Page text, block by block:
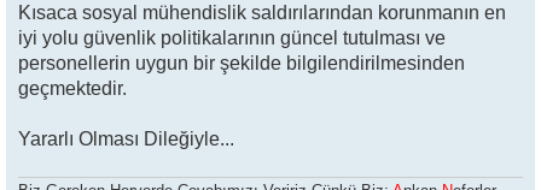
Kısaca sosyal mühendislik saldırılarından korunmanın en
iyi yolu güvenlik politikalarının güncel tutulması ve
personellerin uygun bir şekilde bilgilendirilmesinden
geçmektedir.
Yararlı Olması Dileğiyle...